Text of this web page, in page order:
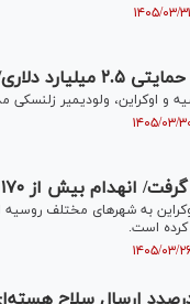
سرنگون شدند
ولودیمیر زلنسکی مدعی دریافت
بیش از ۱۷۰ پهپاد اوکراینی
به شهر‌های مختلف